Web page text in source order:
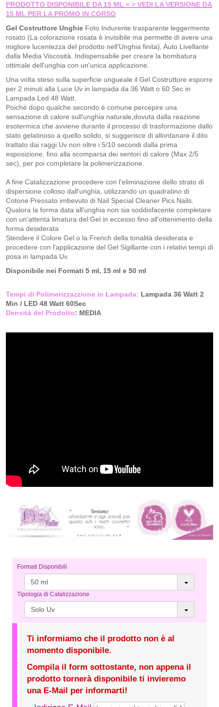
PRODOTTO DISPONIBILE DA 15 ML = > VEDI LA VERSIONE DA
15 ML PER LA PROMO IN CORSO
Gel Costruttore Unghie Foto Indurente trasparente leggermente
rosato (La colorazione rosata è invisibile ma permette di avere una
migliore lucentezza del prodotto nell'Unghia finita), Auto Livellante
dalla Media Viscosità. Indispensabile per creare la bombatura
ottimale dell'unghia con un'unica applicazione.
Una volta steso sulla superficie ungueale il Gel Costruttore esporre
per 2 minuti alla Luce Uv in lampada da 36 Watt o 60 Sec in
Lampada Led 48 Watt.
Poiché dopo qualche secondo è comune percepire una
sensazione di calore sull'unghia naturale,dovuta dalla reazione
esotermica che avviene durante il processo di trasformazione dallo
stato gelatinoso a quello solido, si suggerisce di allontanare il dito
trattato dai raggi Uv non oltre i 5/10 secondi dalla prima
esposizione, fino alla scomparsa dei sentori di calore (Max 2/5
sec), per poi completare la polimerizzazione.
A fine Catalizzazione procedere con l'eliminazione dello strato di
dispersione colloso dall'unghia, utilizzando un quadratino di
Cotone Pressato imbevuto di Nail Special Cleaner Pics Nails.
Qualora la forma data all'unghia non sia soddisfacente completare
con un'attenta limatura del Gel in eccesso fino all'ottenimento della
forma desiderata
Stendere il Colore Gel o la French della tonalità desiderata e
procedere con l'applicazione del Gel Sigillante con i relativi tempi di
posa in lampada Uv.
Disponibile nei Formati 5 ml, 15 ml e 50 ml
Tempi di Polimerizzazzione in Lampada: Lampada 36 Watt 2
Min / LED 48 Watt 60Sec
Densità del Prodotto: MEDIA
Formati Disponibili
50 ml
Tipologia di Catalizzazione
Solo Uv
Ti informiamo che il prodotto non è al
momento disponibile.
Compila il form sottostante, non appena il
prodotto tornerà disponibile ti invieremo
una E-Mail per informarti!